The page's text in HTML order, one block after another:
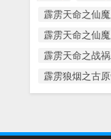
霹雳天命之仙
霹雳天命之仙
霹雳天命之战
霹雳狼烟之古